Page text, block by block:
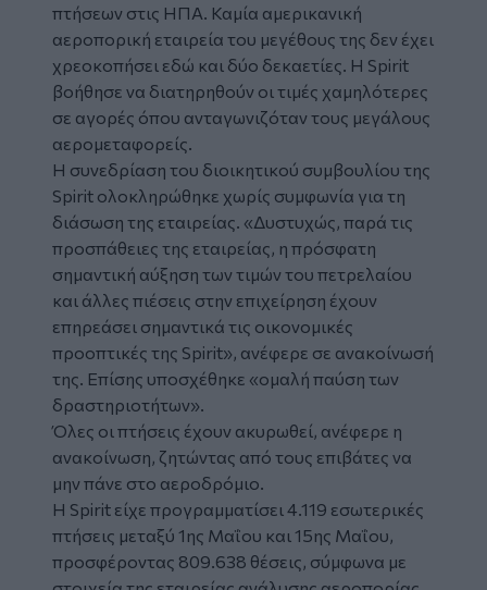
πτήσεων στις ΗΠΑ. Καμία αμερικανική
αεροπορική εταιρεία του μεγέθους της δεν έχει
χρεοκοπήσει εδώ και δύο δεκαετίες. Η Spirit
βοήθησε να διατηρηθούν οι τιμές χαμηλότερες
σε αγορές όπου ανταγωνιζόταν τους μεγάλους
αερομεταφορείς.
H συνεδρίαση του διοικητικού συμβουλίου της
Spirit ολοκληρώθηκε χωρίς συμφωνία για τη
διάσωση της εταιρείας. «Δυστυχώς, παρά τις
προσπάθειες της εταιρείας, η πρόσφατη
σημαντική αύξηση των τιμών του πετρελαίου
και άλλες πιέσεις στην επιχείρηση έχουν
επηρεάσει σημαντικά τις οικονομικές
προοπτικές της Spirit», ανέφερε σε ανακοίνωσή
της. Επίσης υποσχέθηκε «ομαλή παύση των
δραστηριοτήτων».
Όλες οι πτήσεις έχουν ακυρωθεί, ανέφερε η
ανακοίνωση, ζητώντας από τους επιβάτες να
μην πάνε στο αεροδρόμιο.
Η Spirit είχε προγραμματίσει 4.119 εσωτερικές
πτήσεις μεταξύ 1ης Μαΐου και 15ης Μαΐου,
προσφέροντας 809.638 θέσεις, σύμφωνα με